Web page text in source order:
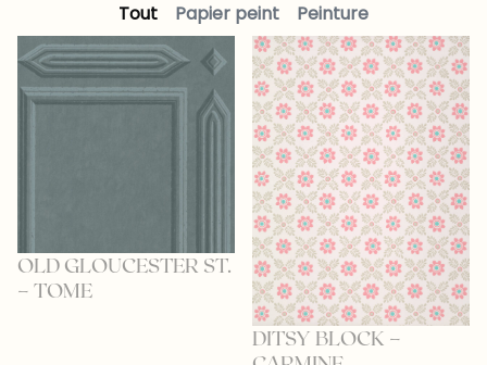
Papier peint Peinture
Tout
OLD GLOUCESTER ST.
– TOME
DITSY BLOCK –